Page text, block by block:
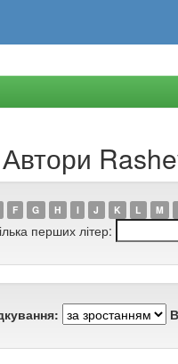
F G H I J K L M
перших літер: